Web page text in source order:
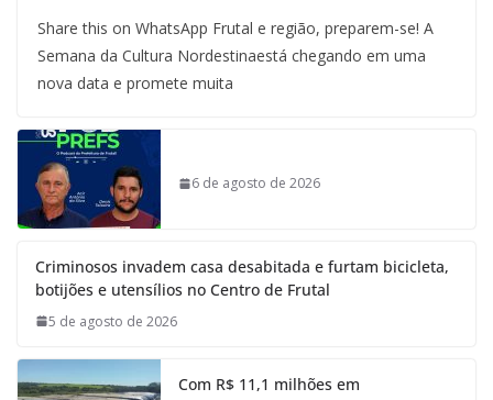
Share this on WhatsApp Frutal e região, preparem-se! A
Semana da Cultura Nordestinaestá chegando em uma
nova data e promete muita
6 de agosto de 2026
Criminosos invadem casa desabitada e furtam bicicleta,
botijões e utensílios no Centro de Frutal
5 de agosto de 2026
Com R$ 11,1 milhões em